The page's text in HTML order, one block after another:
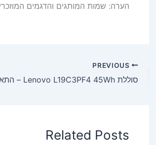
הערה: שמות המותגים והדגמים
Related Posts